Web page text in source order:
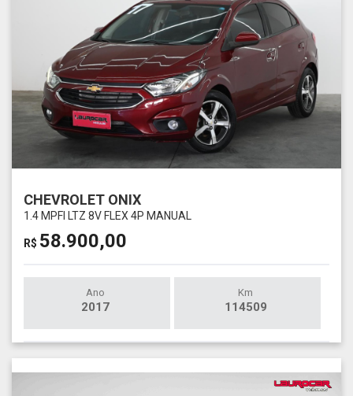
CHEVROLET ONIX
1.4 MPFI LTZ 8V FLEX 4P MANUAL
R$ 58.900,00
Ano
2017
Km
114509